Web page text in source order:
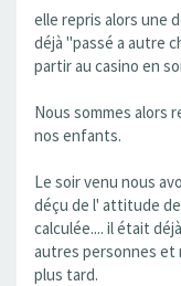
elle repris alors une
déjà "passé a autre
partir au casino en
Nous sommes alors
nos enfants.
Le soir venu nous
déçu de l' attitude de
calculée.... il était
autres personnes et
plus tard.